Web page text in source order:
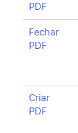
PDF
Fechar
PDF
Criar
PDF